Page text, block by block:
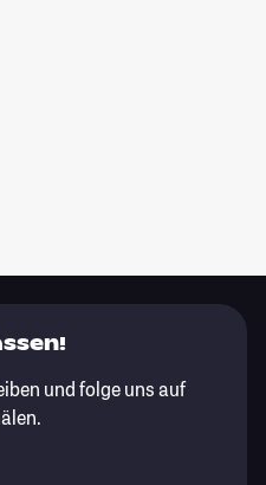
und folge uns auf